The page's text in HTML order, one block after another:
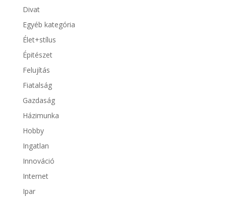
Divat
Egyéb kategória
Élet+stílus
Épitészet
Felujítás
Fiatalság
Gazdaság
Házimunka
Hobby
Ingatlan
Innováció
Internet
Ipar